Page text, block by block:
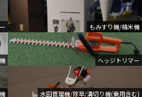
もみすり機/精米機
ヘッジトリマー
水田管理機/除草/溝切り機(乗用含む)